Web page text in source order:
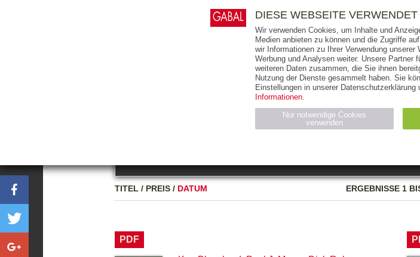
AUSGABEART
TITEL / PREIS / DATUM ERGEBNISSE1
PDF
E-BOOKS AUDIO-CDS MP3 NON-BOOKS
THEMEN AUTOREN
RIGHTS PRESSE
DIESE WEBSEITE
Wir verwenden Cookies, um Inhalte und
Medien anbieten zu können und die Zugriffe
wir Informationen zu Ihrer Verwendung
Werbung und Analysen weiter. Unsere Partner
weiteren Daten zusammen, die Sie ihnen
Nutzung der Dienste gesammelt haben. Sie
Einstellungen in unserer Datenschutzerklärung
Informationen.
Nur notwendige Cookies
verwenden
Name Anbieter Zweck
Wird für die Speicherung